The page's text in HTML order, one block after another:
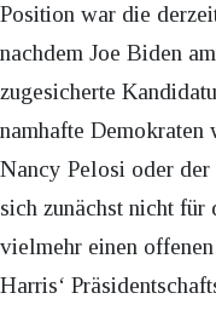
Position war die
nachdem Joe Biden
zugesicherte
namhafte Demokraten
Nancy Pelosi oder
sich zunächst nicht für
vielmehr einen
Harris‘